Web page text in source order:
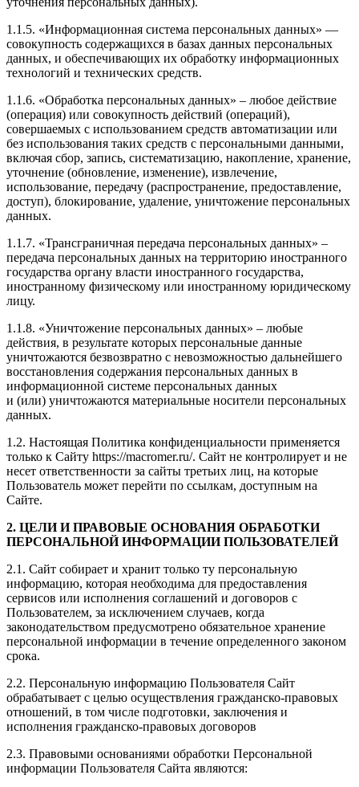
1.1.5. «Информационная система персональных данных» —
совокупность содержащихся в базах данных персональных
данных, и обеспечивающих их обработку информационных
технологий и технических средств.
1.1.6. «Обработка персональных данных» – любое действие
(операция) или совокупность действий (операций),
совершаемых с использованием средств автоматизации или
без использования таких средств с персональными данными,
включая сбор, запись, систематизацию, накопление, хранение,
уточнение (обновление, изменение), извлечение,
использование, передачу (распространение, предоставление,
доступ), блокирование, удаление, уничтожение персональных
данных.
1.1.7. «Трансграничная передача персональных данных» –
передача персональных данных на территорию иностранного
государства органу власти иностранного государства,
иностранному физическому или иностранному юридическому
лицу.
1.1.8. «Уничтожение персональных данных» – любые
действия, в результате которых персональные данные
уничтожаются безвозвратно с невозможностью дальнейшего
восстановления содержания персональных данных в
информационной системе персональных данных
и (или) уничтожаются материальные носители персональных
данных.
1.2. Настоящая Политика конфиденциальности применяется
только к Сайту https://macromer.ru/. Сайт не контролирует и не
несет ответственности за сайты третьих лиц, на которые
Пользователь может перейти по ссылкам, доступным на
Сайте.
2. ЦЕЛИ И ПРАВОВЫЕ ОСНОВАНИЯ ОБРАБОТКИ
ПЕРСОНАЛЬНОЙ ИНФОРМАЦИИ ПОЛЬЗОВАТЕЛЕЙ
2.1. Сайт собирает и хранит только ту персональную
информацию, которая необходима для предоставления
сервисов или исполнения соглашений и договоров с
Пользователем, за исключением случаев, когда
законодательством предусмотрено обязательное хранение
персональной информации в течение определенного законом
срока.
2.2. Персональную информацию Пользователя Сайт
обрабатывает с целью осуществления гражданско-правовых
отношений, в том числе подготовки, заключения и
исполнения гражданско-правовых договоров
2.3. Правовыми основаниями обработки Персональной
информации Пользователя Сайта являются: